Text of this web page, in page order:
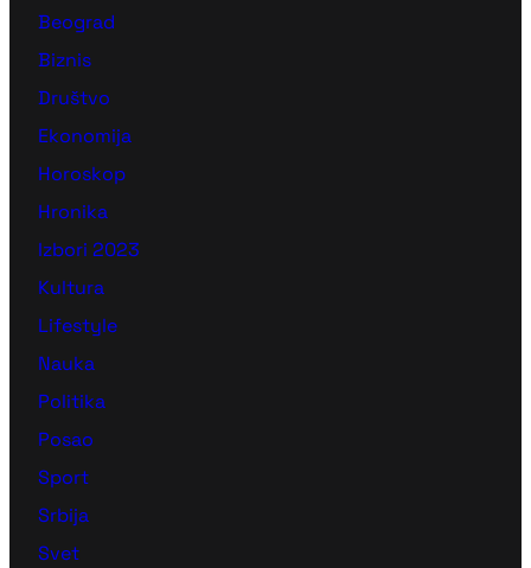
Beograd
Biznis
Društvo
Ekonomija
Horoskop
Hronika
Izbori 2023
Kultura
Lifestyle
Nauka
Politika
Posao
Sport
Srbija
Svet